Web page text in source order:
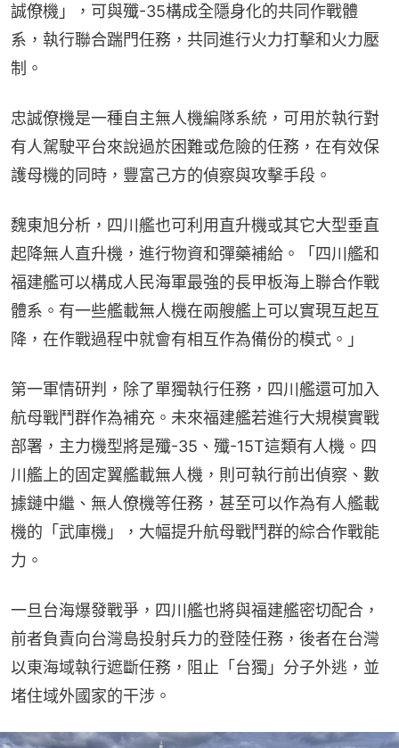
誠僚機」，可與殲-35構成全隱身化的共同作戰體
系，執行聯合踹門任務，共同進行火力打擊和火力壓
制。
忠誠僚機是一種自主無人機編隊系統，可用於執行對
有人駕駛平台來說過於困難或危險的任務，在有效保
護母機的同時，豐富己方的偵察與攻擊手段。
魏東旭分析，四川艦也可利用直升機或其它大型垂直
起降無人直升機，進行物資和彈藥補給。「四川艦和
福建艦可以構成人民海軍最強的長甲板海上聯合作戰
體系。有一些艦載無人機在兩艘艦上可以實現互起互
降，在作戰過程中就會有相互作為備份的模式。」
第一軍情研判，除了單獨執行任務，四川艦還可加入
航母戰鬥群作為補充。未來福建艦若進行大規模實戰
部署，主力機型將是殲-35、殲-15T這類有人機。四
川艦上的固定翼艦載無人機，則可執行前出偵察、數
據鏈中繼、無人僚機等任務，甚至可以作為有人艦載
機的「武庫機」，大幅提升航母戰鬥群的綜合作戰能
力。
一旦台海爆發戰爭，四川艦也將與福建艦密切配合，
前者負責向台灣島投射兵力的登陸任務，後者在台灣
以東海域執行遮斷任務，阻止「台獨」分子外逃，並
堵住域外國家的干涉。